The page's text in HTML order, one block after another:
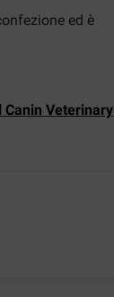
ed è
Canin Veterinary